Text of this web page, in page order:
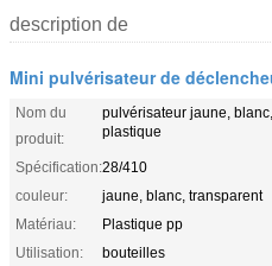
description de
Mini pulvérisateur de
Nom du
produit:
pulvérisateur jaune,
plastique
Spécification:28/410
couleur:
jaune, blanc, transparent
Matériau:
Plastique pp
Utilisation:
bouteilles